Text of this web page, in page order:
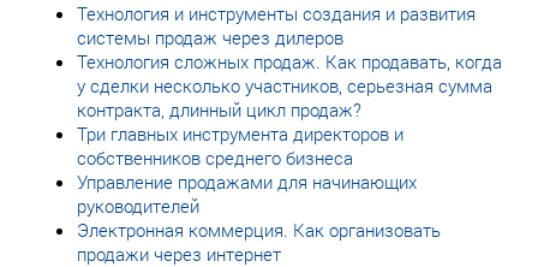
Технология и инструменты создания и развития
системы продаж через дилеров
Технология сложных продаж. Как продавать, когда
у сделки несколько участников, серьезная сумма
контракта, длинный цикл продаж?
Три главных инструмента директоров и
собственников среднего бизнеса
Управление продажами для начинающих
руководителей
Электронная коммерция. Как организовать
продажи через интернет